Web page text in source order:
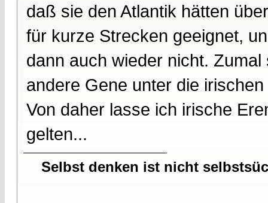
daß sie den Atlantik hätten
für kurze Strecken geeignet,
dann auch wieder nicht.
andere Gene unter die
Von daher lasse ich irische
gelten...
Selbst denken ist nicht